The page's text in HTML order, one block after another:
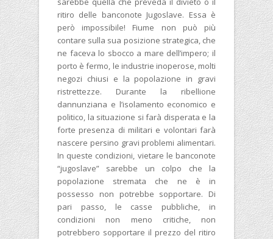
ritiro delle banconote Jugoslave. Essa è
però impossibile! Fiume non può più
contare sulla sua posizione strategica, che
ne faceva lo sbocco a mare dell’impero; il
porto è fermo, le industrie inoperose, molti
negozi chiusi e la popolazione in gravi
ristrettezze. Durante la ribellione
dannunziana e l’isolamento economico e
politico, la situazione si farà disperata e la
forte presenza di militari e volontari farà
nascere persino gravi problemi alimentari.
In queste condizioni, vietare le banconote
“jugoslave” sarebbe un colpo che la
popolazione stremata che ne è in
possesso non potrebbe sopportare. Di
pari passo, le casse pubbliche, in
condizioni non meno critiche, non
potrebbero sopportare il prezzo del ritiro